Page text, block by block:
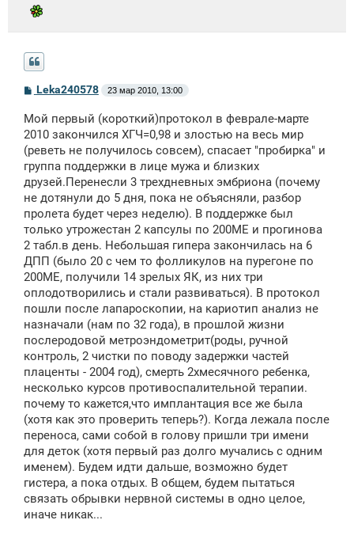
С
б
щ
н
и
Leka240578 23 мар 2010, 13:00
Мой первый (короткий)протокол в феврале-марте
2010 закончился ХГЧ=0,98 и злостью на весь мир
(реветь не получилось совсем), спасает "пробирка" и
группа поддержки в лице мужа и близких
друзей.Перенесли 3 трехдневных эмбриона (почему
не дотянули до 5 дня, пока не объясняли, разбор
пролета будет через неделю). В поддержке был
только утрожестан 2 капсулы по 200МЕ и прогинова
2 табл.в день. Небольшая гипера закончилась на 6
ДПП (было 20 с чем то фолликулов на пурегоне по
200МЕ, получили 14 зрелых ЯК, из них три
оплодотворились и стали развиваться). В протокол
пошли после лапароскопии, на кариотип анализ не
назначали (нам по 32 года), в прошлой жизни
послеродовой метроэндометрит(роды, ручной
контроль, 2 чистки по поводу задержки частей
плаценты - 2004 год), смерть 2хмесячного ребенка,
несколько курсов противоспалительной терапии.
почему то кажется,что имплантация все же была
(хотя как это проверить теперь?). Когда лежала после
переноса, сами собой в голову пришли три имени
для деток (хотя первый раз долго мучались с одним
именем). Будем идти дальше, возможно будет
гистера, а пока отдых. В общем, будем пытаться
связать обрывки нервной системы в одно целое,
иначе никак...